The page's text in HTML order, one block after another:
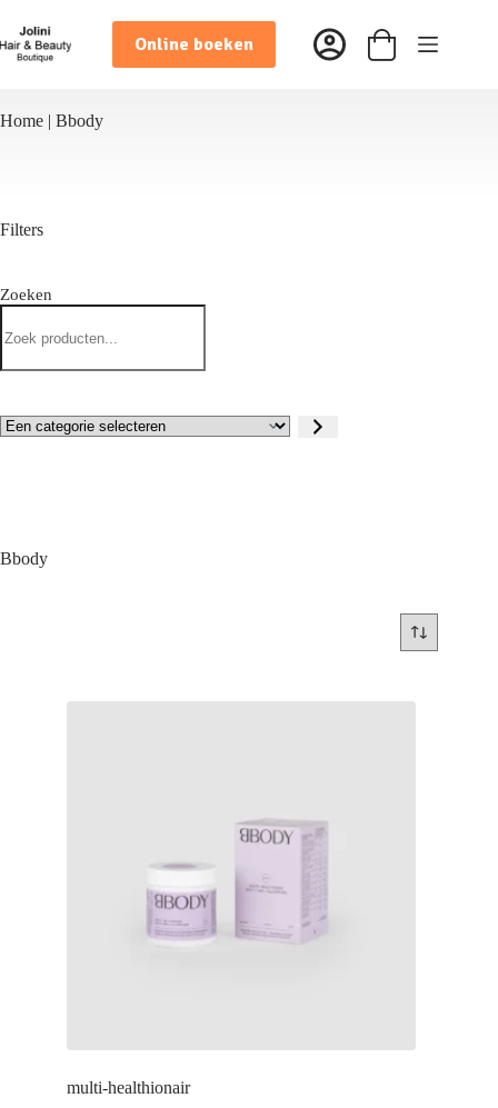
naar
de
inhoud
Online boeken Winkelwagen
Home | Bbody
Bbody
multi-healthionair
Filters
Zoeken
Een
categorie